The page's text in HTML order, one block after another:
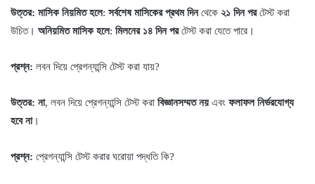
উত্তর: মাসিক নিয়মিত হলে: সর্বশেষ মাসিকের প্রথম দিনথেকে ২১ দিন পরটেস্ট করা
উচিত। অনিয়মিত মাসিক হলে: মিলনের ১৪ দিন পরটেস্ট করা যেতে পারে।
প্রশ্ন: লবন দিয়ে প্রেগন্যান্সি টেস্ট করা যায়?
উত্তর: না, লবন দিয়ে প্রেগন্যান্সি টেস্ট করা বিজ্ঞানসম্মত নয়এবং ফলাফল নির্ভরযোগ্য
হবে না।
প্রশ্ন: প্রেগন্যান্সি টেস্ট করার ঘরোয়া পদ্ধতি কি?